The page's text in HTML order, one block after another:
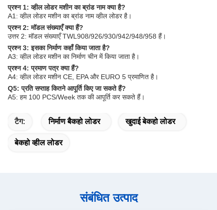
प्रश्न 1: व्हील लोडर मशीन का ब्रांड नाम क्या है?
A1: व्हील लोडर मशीन का ब्रांड नाम व्हील लोडर है।
प्रश्न 2: मॉडल संख्याएँ क्या हैं?
उत्तर 2: मॉडल संख्याएँ TWL908/926/930/942/948/958 हैं।
प्रश्न 3: इसका निर्माण कहाँ किया जाता है?
A3: व्हील लोडर मशीन का निर्माण चीन में किया जाता है।
प्रश्न 4: प्रमाण पत्र क्या हैं?
A4: व्हील लोडर मशीन CE, EPA और EURO 5 प्रमाणित है।
Q5: प्रति सप्ताह कितने आपूर्ति किए जा सकते हैं?
A5: हम 100 PCS/Week तक की आपूर्ति कर सकते हैं।
टैग: निर्माण बैकहो लोडर खुदाई बेकहो लोडर
बेकहो व्हील लोडर
संबंधित उत्पाद